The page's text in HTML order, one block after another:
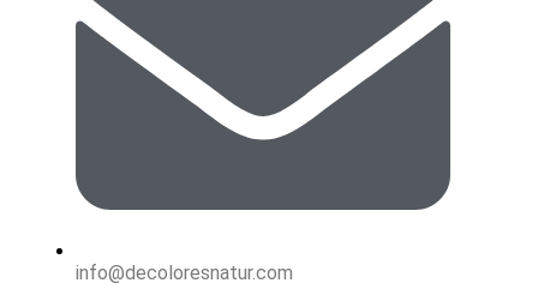
info@decoloresnatur.com